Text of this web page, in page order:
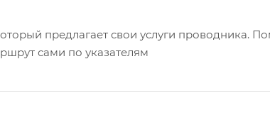
предлагает свои услуги проводника.
сами по указателям